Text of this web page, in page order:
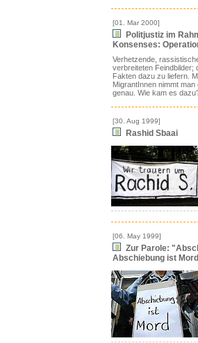
[01. Mar 2000]
Politjustiz im
Konsenses:
Verhetzende,
verbreiteten Feindbilder;
Fakten dazu zu liefern.
MigrantInnen nimmt
genau. Wie kam es
[30. Aug 1999]
Rashid Sbaai
[06. May 1999]
Zur Parole:
Abschiebung ist